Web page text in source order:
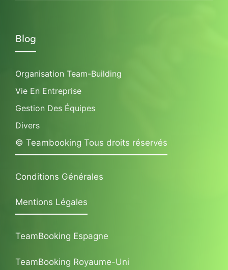
Blog
Organisation Team-Building
Vie En Entreprise
Gestion Des Équipes
Divers
© Teambooking Tous droits réservés
Conditions Générales
Mentions Légales
TeamBooking Espagne
TeamBooking Royaume-Uni